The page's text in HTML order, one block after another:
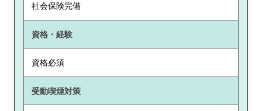
社会保険完備
資格・経験
資格必須
受動喫煙対策